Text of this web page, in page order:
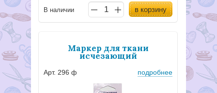
В наличии в корзину
Маркер для ткани
исчезающий
Арт. 296 ф подробнее